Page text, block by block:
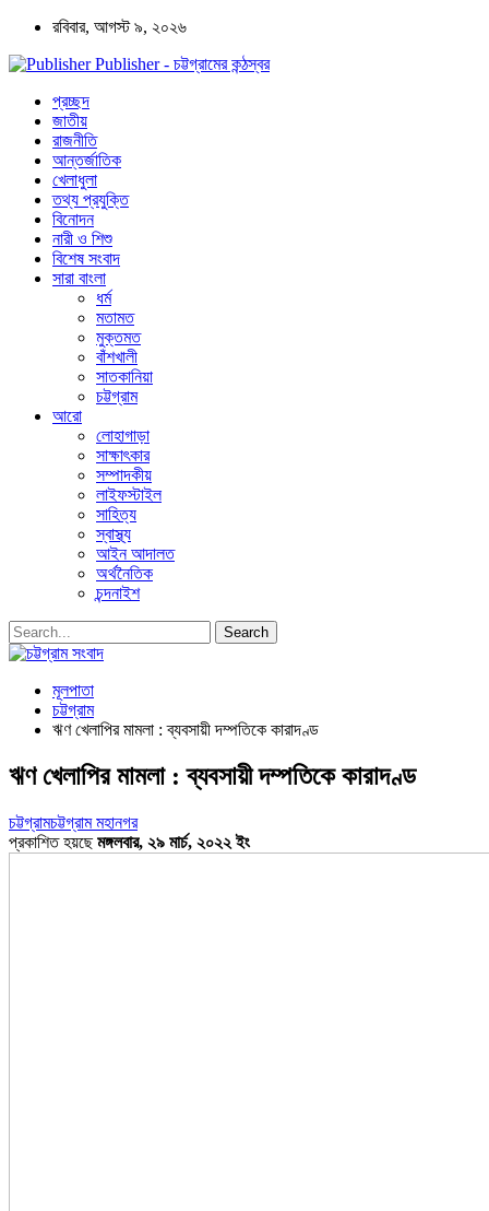
রবিবার, আগস্ট ৯, ২০২৬
Publisher - চট্টগ্রামের কন্ঠস্বর
প্রচ্ছদ
জাতীয়
রাজনীতি
আন্তর্জাতিক
খেলাধুলা
তথ্য প্রযুক্তি
বিনোদন
নারী ও শিশু
বিশেষ সংবাদ
সারা বাংলা
ধর্ম
মতামত
মুক্তমত
বাঁশখালী
সাতকানিয়া
চট্টগ্রাম
আরো
লোহাগাড়া
সাক্ষাৎকার
সম্পাদকীয়
লাইফস্টাইল
সাহিত্য
স্বাস্থ্য
আইন আদালত
অর্থনৈতিক
চন্দনাইশ
মূলপাতা
চট্টগ্রাম
ঋণ খেলাপির মামলা : ব্যবসায়ী দম্পতিকে কারাদণ্ড
ঋণ খেলাপির মামলা : ব্যবসায়ী দম্পতিকে কারাদণ্ড
চট্টগ্রামচট্টগ্রাম মহানগর
প্রকাশিত হয়ছেমঙ্গলবার, ২৯ মার্চ, ২০২২ ইং